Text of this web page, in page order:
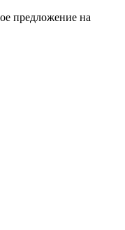
предложение на